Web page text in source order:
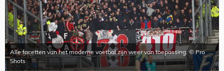
Alle facetten van het moderne voetbal zijn weer van toepassing. © Pro
Shots